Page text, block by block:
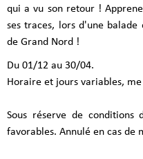
qui a vu son retour !
ses traces, lors d'une
de Grand Nord !
Du 01/12 au 30/04.
Horaire et jours variables, me
Sous réserve de conditions
favorables. Annulé en cas de